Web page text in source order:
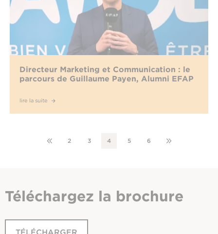
Directeur Marketing et Communication : le
parcours de Guillaume Payen, Alumni EFAP
lire la suite
2 3 4 5 6
Téléchargez la brochure